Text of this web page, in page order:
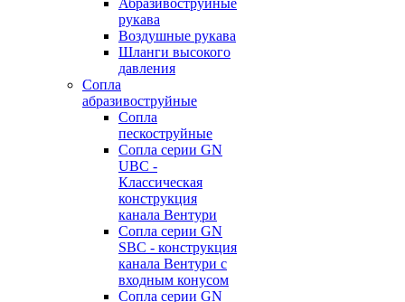
Абразивоструйные
рукава
Воздушные рукава
Шланги высокого
давления
Сопла
абразивоструйные
Сопла
пескоструйные
Сопла серии GN
UBC -
Классическая
конструкция
канала Вентури
Сопла серии GN
SBC - конструкция
канала Вентури c
входным конусом
Сопла серии GN